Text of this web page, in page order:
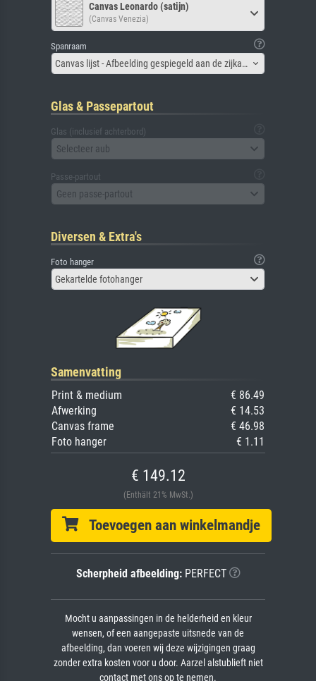
Canvas Leonardo (satijn)
(Canvas Venezia)
Spanraam
Canvas lijst - Afbeelding gespiegeld aan de zijkant
Glas & Passepartout
Glas (inclusief achterbord)
Selecteer aub
Passe-partout
Geen passe-partout
Diversen & Extra's
Foto hanger
Gekartelde fotohanger
Samenvatting
Print & medium
€ 86.49
Afwerking
€ 14.53
Canvas frame
€ 46.98
Foto hanger
€ 1.11
€ 149.12
(Enthält 21% MwSt.)
Toevoegen aan winkelmandje
Scherpheid afbeelding:PERFECT
Mocht u aanpassingen in de helderheid en kleur
wensen, of een aangepaste uitsnede van de
afbeelding, dan voeren wij deze wijzigingen graag
zonder extra kosten voor u door. Aarzel alstublieft niet
contact met ons op te nemen.